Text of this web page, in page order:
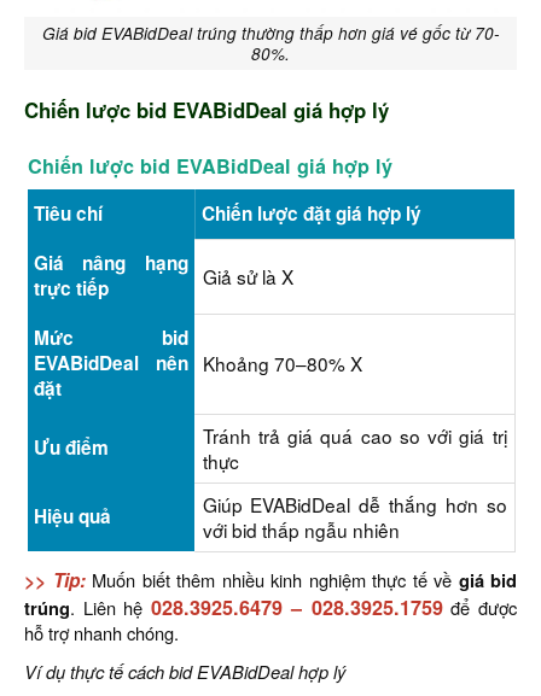
Giá bid EVABidDeal trúng thường thấp hơn giá vé gốc từ 70-
80%.
Chiến lược bid EVABidDeal giá hợp lý
Chiến lược bid EVABidDeal giá hợp lý
Tiêu chí
Chiến lược đặt giá hợp lý
Giá nâng hạng
trực tiếp
Giả sử là X
Mức bid
EVABidDeal nên
đặt
Khoảng 70–80% X
Ưu điểm
Tránh trả giá quá cao so với giá trị
thực
Hiệu quả
Giúp EVABidDeal dễ thắng hơn so
với bid thấp ngẫu nhiên
>> Tip: Muốn biết thêm nhiều kinh nghiệm thực tế về giá bid
trúng. Liên hệ 028.3925.6479– 028.3925.1759 để được
hỗ trợ nhanh chóng.
Ví dụ thực tế cách bid EVABidDeal hợp lý